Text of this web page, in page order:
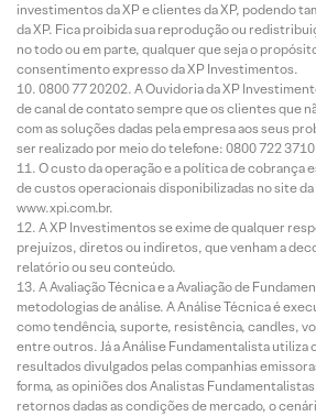
investimentos da XP e clientes da XP, podendo
da XP. Fica proibida sua reprodução ou
no todo ou em parte, qualquer que seja o
consentimento expresso da XP Investimentos.
0800 77 20202. A Ouvidoria da XP
de canal de contato sempre que os clientes que
com as soluções dadas pela empresa aos seus
ser realizado por meio do telefone: 0800 722
O custo da operação e a política de cobrança
de custos operacionais disponibilizadas no site
www.xpi.com.br.
A XP Investimentos se exime de qualquer
prejuízos, diretos ou indiretos, que venham a
relatório ou seu conteúdo.
A Avaliação Técnica e a Avaliação de
metodologias de análise. A Análise Técnica é
como tendência, suporte, resistência, candles,
entre outros. Já a Análise Fundamentalista utiliza
resultados divulgados pelas companhias
forma, as opiniões dos Analistas
retornos dadas as condições de mercado, o